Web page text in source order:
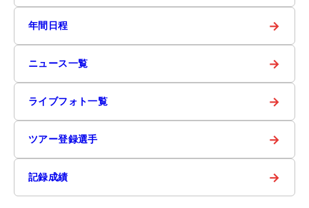
年間日程 →
ニュース一覧 →
ライブフォト一覧 →
ツアー登録選手 →
記録成績 →